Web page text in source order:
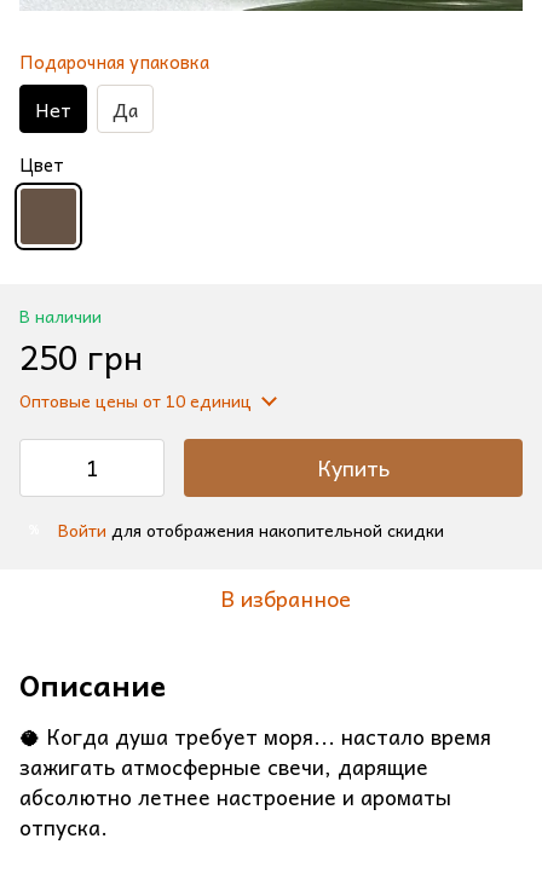
Подарочная упаковка
Нет Да
Цвет
В наличии
250 грн
Оптовые цены от 10 единиц
Купить
Войти для отображения накопительной скидки
В избранное
Описание
🥥 Когда душа требует моря... настало время
зажигать атмосферные свечи, дарящие
абсолютно летнее настроение и ароматы
отпуска.